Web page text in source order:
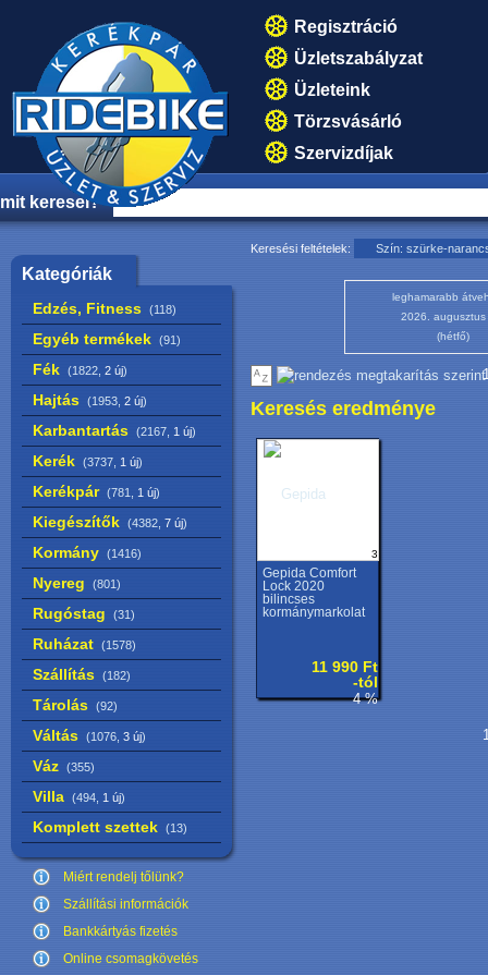
Regisztráció
Üzletszabályzat
Üzleteink
Törzsvásárló
Szervizdíjak
mit keresel?
Kategóriák
Edzés, Fitness (118)
Egyéb termékek (91)
Fék (1822, 2 új)
Hajtás (1953, 2 új)
Karbantartás (2167, 1 új)
Kerék (3737, 1 új)
Kerékpár (781, 1 új)
Kiegészítők (4382, 7 új)
Kormány (1416)
Nyereg (801)
Rugóstag (31)
Ruházat (1578)
Szállítás (182)
Tárolás (92)
Váltás (1076, 3 új)
Váz (355)
Villa (494, 1 új)
Komplett szettek (13)
Miért rendelj tőlünk?
Szállítási információk
Bankkártyás fizetés
Online csomagkövetés
Keresési feltételek: Szín: szürke-
leghamarabb
2026. augusztus
(hétfő)
Keresés eredménye
3
Gepida Comfort
Lock 2020
bilincses
kormánymarkolat
11 990 Ft
-tól
4 %